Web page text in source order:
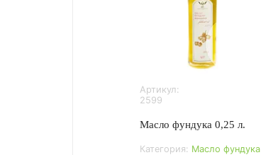
Артикул:
2599
Масло фундука 0,25 л.
Категория: Масло фундука